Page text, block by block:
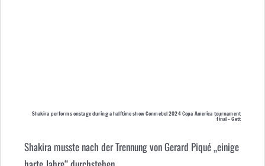
Shakira performs onstage during a halftime show Conmebol 2024 Copa America tournament
final – Gett
Shakira musste nach der Trennung von Gerard Piqué „einige